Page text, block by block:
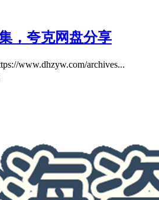
，夸克网盘分享
www.dhzyw.com/archives...